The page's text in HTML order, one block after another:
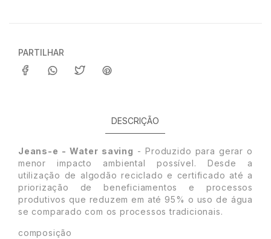
PARTILHAR
DESCRIÇÃO
Jeans-e - Water saving - Produzido para gerar o
menor impacto ambiental possível. Desde a
utilização de algodão reciclado e certificado até a
priorização de beneficiamentos e processos
produtivos que reduzem em até 95% o uso de água
se comparado com os processos tradicionais.
composição